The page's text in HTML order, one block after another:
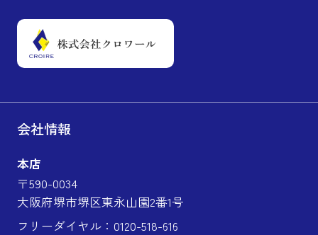
会社情報
本店
〒590-0034
大阪府堺市堺区東永山園2番1号
フリーダイヤル：0120-518-616